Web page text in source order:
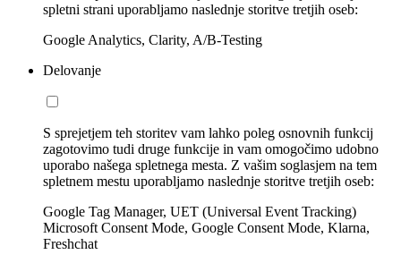
spletni strani uporabljamo naslednje storitve tretjih oseb:
Google Analytics, Clarity, A/B-Testing
Delovanje
S sprejetjem teh storitev vam lahko poleg osnovnih funkcij
zagotovimo tudi druge funkcije in vam omogočimo udobno
uporabo našega spletnega mesta. Z vašim soglasjem na tem
spletnem mestu uporabljamo naslednje storitve tretjih oseb:
Google Tag Manager, UET (Universal Event Tracking)
Microsoft Consent Mode, Google Consent Mode, Klarna,
Freshchat